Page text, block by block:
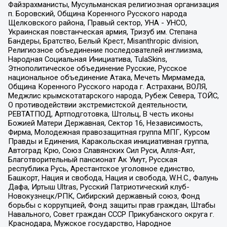
Файзрахманисты, Мусульманская религиозная организация
п. Боровский, Община Коренного Русского народа
Щелковского района, Правый сектор, УНА - УНСО,
Украинская повстанческая армия, Тризуб им. Степана
Бандеры, Братство, Белый Крест, Misanthropic division,
Религиозное объединение последователей инглиизма,
Народная Социальная Инициатива, TulaSkins,
Этнополитическое объединение Русские, Русское
национальное объединение Атака, Мечеть Мирмамеда,
Община Коренного Русского народа г. Астрахани, ВОЛЯ,
Меджлис крымскотатарского народа, Рубеж Севера, ТОЙС,
О противодействии экстремистской деятельности,
РЕВТАТПОД, Артподготовка, Штольц, В честь иконы
Божией Матери Державная, Сектор 16, Независимость,
Фирма, Молодежная правозащитная группа МПГ, Курсом
Правды и Единения, Каракольская инициативная группа,
Автоград Крю, Союз Славянских Сил Руси, Алля-Аят,
Благотворительный пансионат Ак Умут, Русская
республика Русь, Арестантское уголовное единство,
Башкорт, Нация и свобода, Нация и свобода, W.H.С., Фалунь
Дафа, Иртыш Ultras, Русский Патриотический клуб-
Новокузнецк/РПК, Сибирский державный союз, Фонд
борьбы с коррупцией, Фонд защиты прав граждан, Штабы
Навального, Совет граждан СССР Прикубанского округа г.
Краснодара, Мужское государство, Народное